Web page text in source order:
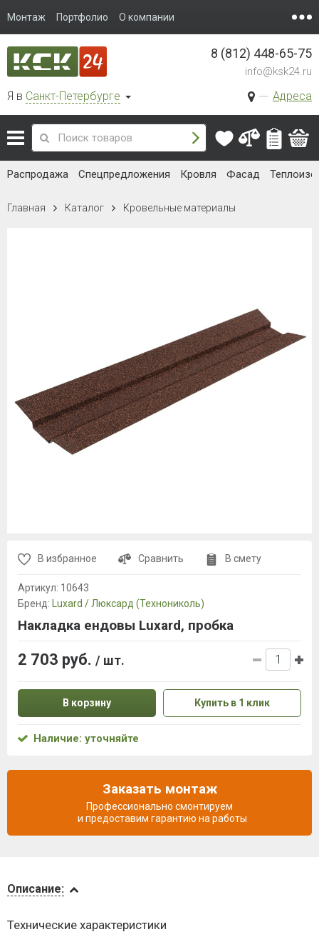
Монтаж Портфолио О компании
Я в Санкт-Петербурге Адреса
8 (812) 448-65-75
info@ksk24.ru
Распродажа Спецпредложения Кровля Фасад
Главная Каталог Кровельные материалы
и оплата
Описание:
Технические характеристики
В избранное Сравнить В смету
Артикул: 10643
Бренд:
Luxard / Люксард (Технониколь)
Накладка ендовы Luxard, пробка
2 703 руб. / шт.
В корзину Купить в 1 клик
Наличие: уточняйте
Заказать монтаж
Профессионально смонтируем
и предоставим гарантию на работы